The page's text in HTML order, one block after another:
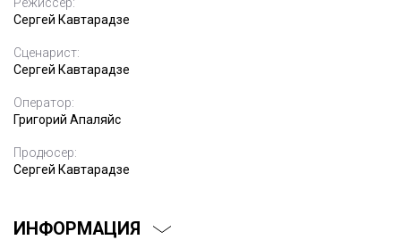
Сергей Кавтарадзе
Сценарист:
Сергей Кавтарадзе
Оператор:
Григорий Апаляйс
Продюсер:
Сергей Кавтарадзе
ИНФОРМАЦИЯ